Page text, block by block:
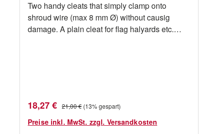
Two handy cleats that simply clamp onto
shroud wire (max 8 mm Ø) without causig
damage. A plain cleat for flag halyards etc.
Verkaufspreis:
18,27 € Regulärer Preis:
21,00 € (13% gespart)
Preise inkl. MwSt. zzgl. Versandkosten